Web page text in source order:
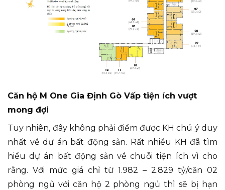
Căn hộ M One Gia Định Gò Vấp tiện ích vượt
mong đợi
Tuy nhiên, đây không phải điểm được KH chú ý duy
nhất về dự án bất động sản. Rất nhiều KH đã tìm
hiểu dự án bất động sản về chuỗi tiện ích vì cho
rằng. Với mức giá chỉ từ 1.982 – 2.829 tỷ/căn 02
phòng ngủ với căn hộ 2 phòng ngủ thì sẽ bị hạn